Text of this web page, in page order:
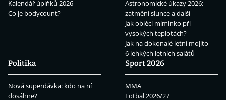
Kalendář úplňků 2026
Co je bodycount?
Astronomické úkazy 2026:
zatmění slunce a další
Jak obléci miminko při
vysokých teplotách?
Jak na dokonalé letní mojito
6 lehkých letních salátů
Politika
Nová superdávka: kdo na ní
dosáhne?
Sport 2026
MMA
Fotbal 2026/27